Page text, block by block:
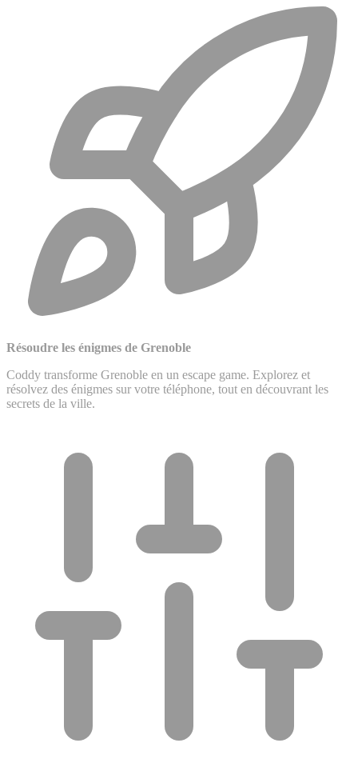
Résoudre les énigmes de Grenoble
Coddy transforme Grenoble en un escape game. Explorez et
résolvez des énigmes sur votre téléphone, tout en découvrant les
secrets de la ville.